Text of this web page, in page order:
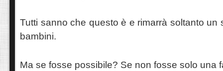
Tutti sanno che questo è e rimarrà soltanto un
bambini.
Ma se fosse possibile? Se non fosse solo una